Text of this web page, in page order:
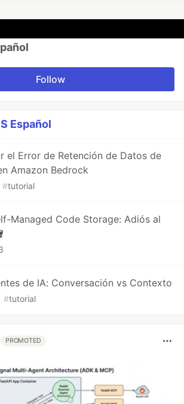
Follow
Español
el Error de Retención de Datos de
Amazon Bedrock
#tutorial
Managed Code Storage: Adiós al
de IA: Conversación vs Contexto
#tutorial
PROMOTED